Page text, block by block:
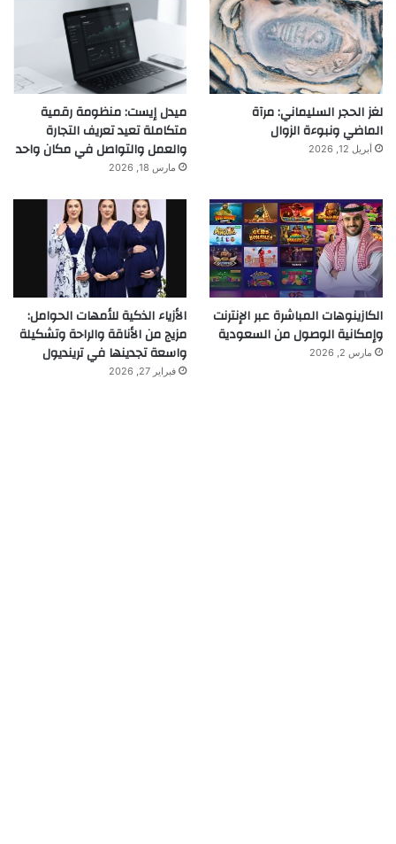
لغز الحجر السليماني: مرآة
الماضي ونبوءة الزوال
أبريل 12, 2026
ميدل إيست: منظومة رقمية
متكاملة تعيد تعريف التجارة
والعمل والتواصل في مكان واحد
مارس 18, 2026
الكازينوهات المباشرة عبر الإنترنت
وإمكانية الوصول من السعودية
مارس 2, 2026
الأزياء الذكية للأمهات الحوامل:
مزيج من الأناقة والراحة وتشكيلة
واسعة تجدينها في ترينديول
فبراير 27, 2026